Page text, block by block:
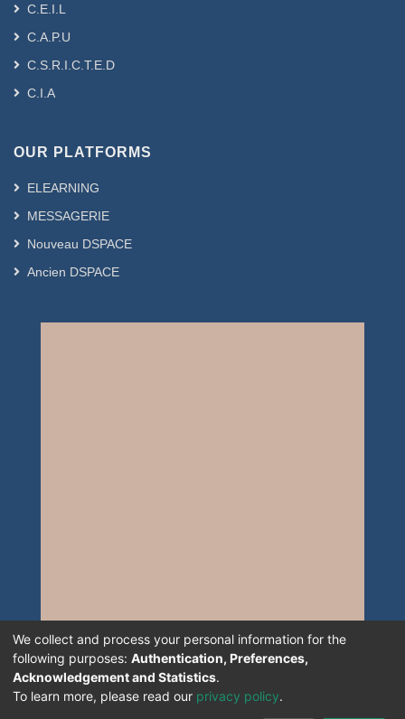
C.E.I.L
C.A.P.U
C.S.R.I.C.T.E.D
C.I.A
OUR PLATFORMS
ELEARNING
MESSAGERIE
Nouveau DSPACE
Ancien DSPACE
We collect and process your personal information for the
following purposes: Authentication, Preferences,
Acknowledgement and Statistics.
To learn more, please read our privacy policy.